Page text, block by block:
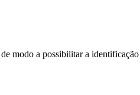
modo a possibilitar a